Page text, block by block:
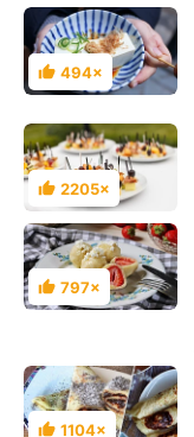
Hodnocení
494×
Hodnocení
2205×
Hodnocení
797×
1104×